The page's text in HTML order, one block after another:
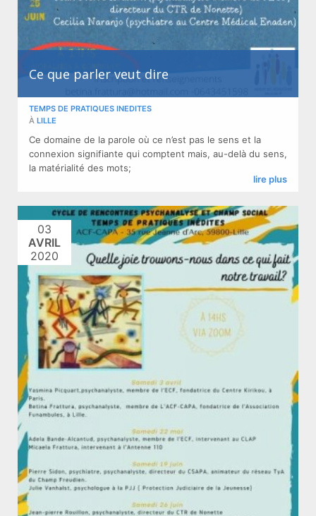
Ce que parler veut dire
TEMPS DE PRATIQUES INEDITES
À LILLE
Ce domaine de la parole où ce n’est pas le sens et la
connexion signifiante qui comptent mais, au-delà du sens,
la matérialité des mots;
lire plus
03
AVRIL
2020